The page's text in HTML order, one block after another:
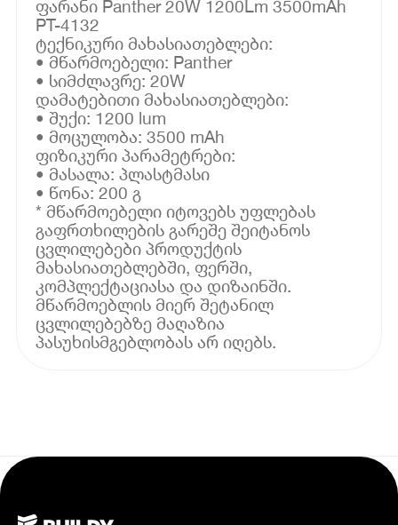
ფარანი Panther 20W 1200Lm 3500mAh
PT-4132
ტექნიკური მახასიათებლები:
• მწარმოებელი: Panther
• სიმძლავრე: 20W
დამატებითი მახასიათებლები:
• შუქი: 1200 lum
• მოცულობა: 3500 mAh
ფიზიკური პარამეტრები:
• მასალა: პლასტმასი
• წონა: 200 გ
* მწარმოებელი იტოვებს უფლებას
გაფრთხილების გარეშე შეიტანოს
ცვლილებები პროდუქტის
მახასიათებლებში, ფერში,
კომპლექტაციასა და დიზაინში.
მწარმოებლის მიერ შეტანილ
ცვლილებებზე მაღაზია
პასუხისმგებლობას არ იღებს.